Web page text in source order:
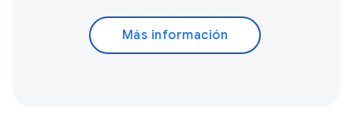
Más información